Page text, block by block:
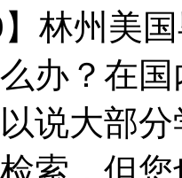
】林州美
办？在
说大部